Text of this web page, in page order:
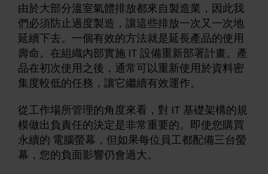
由於大部分溫室氣體排放都來自製造業，因此我
們必須防止過度製造，讓這些排放一次又一次地
延續下去。一個有效的方法就是延長產品的使用
壽命。在組織內部實施 IT 設備重新部署計畫。產
品在初次使用之後，通常可以重新使用於資料密
集度較低的任務，讓它繼續有效運作。
從工作場所管理的角度來看，對 IT 基礎架構的規
模做出負責任的決定是非常重要的。即使您購買
永續的 電腦螢幕，但如果每位員工都配備三台螢
幕，您的負面影響仍會過大。